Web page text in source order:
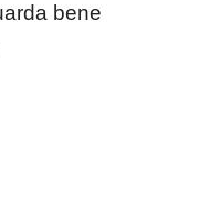
bene